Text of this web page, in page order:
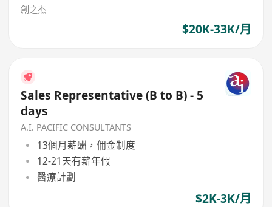
創之杰
$20K-33K/月
Sales Representative (B to B) - 5
days
A.I. PACIFIC CONSULTANTS
13個月薪酬，佣金制度
12-21天有薪年假
醫療計劃
$2K-3K/月